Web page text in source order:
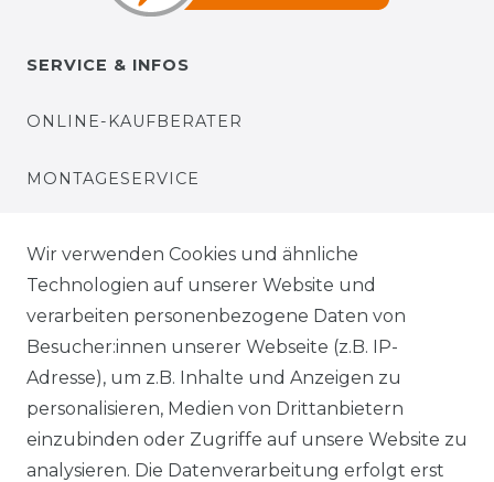
SERVICE & INFOS
ONLINE-KAUFBERATER
MONTAGESERVICE
BEZAHLUNG
KLIMA- UND UMWELTSCHUTZ
LEXIKON
UNTERNEHMEN
Wir verwenden Cookies und ähnliche
Technologien auf unserer Website und
verarbeiten personenbezogene Daten von
Besucher:innen unserer Webseite (z.B. IP-
Adresse), um z.B. Inhalte und Anzeigen zu
personalisieren, Medien von Drittanbietern
einzubinden oder Zugriffe auf unsere Website zu
analysieren. Die Datenverarbeitung erfolgt erst